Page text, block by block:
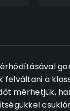
felváltani a
mérhetjük,